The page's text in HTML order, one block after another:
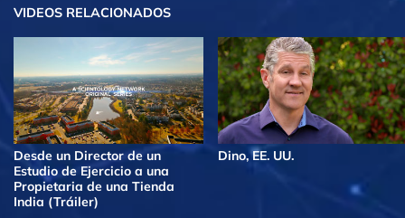
VIDEOS RELACIONADOS
Desde un Director de un
Estudio de Ejercicio a una
Propietaria de una Tienda
India (Tráiler)
Dino, EE. UU.